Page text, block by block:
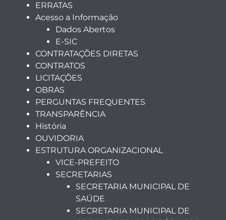
ERRATAS
Acesso a Informação
Dados Abertos
E-SIC
CONTRATAÇÕES DIRETAS
CONTRATOS
LICITAÇÕES
OBRAS
PERGUNTAS FREQUENTES
TRANSPARÊNCIA
História
OUVIDORIA
ESTRUTURA ORGANIZACIONAL
VICE-PREFEITO
SECRETARIAS
SECRETARIA MUNICIPAL DE
SAÚDE
SECRETARIA MUNICIPAL DE